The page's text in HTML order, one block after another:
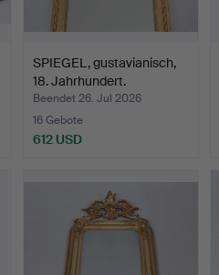
SPIEGEL, gustavianisch,
18. Jahrhundert.
Beendet 26. Jul 2026
16 Gebote
612 USD